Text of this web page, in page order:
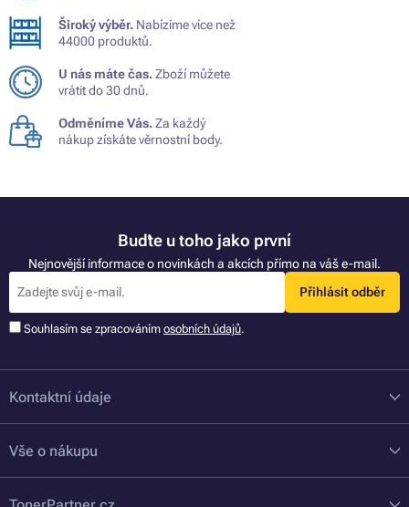
Široký výběr. Nabízíme více než
44000 produktů.
U nás máte čas.Zboží můžete
vrátit do 30 dnů.
Odměníme Vás.Za každý
nákup získáte věrnostní body.
Buďte u toho jako první
Nejnovější informace o novinkách a akcích přímo na váš e-mail.
Přihlásit odběr
Souhlasím se zpracováním osobních údajů.
Kontaktní údaje
Vše o nákupu